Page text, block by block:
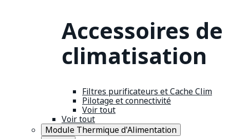
Accessoires de
climatisation
Filtres purificateurs et Cache Clim
Pilotage et connectivité
Voir tout
Voir tout
Module Thermique d'Alimentation